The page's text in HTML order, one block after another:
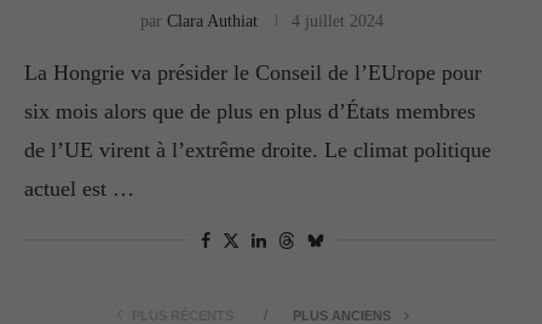
par Clara Authiat 4 juillet 2024
La Hongrie va présider le Conseil de l’EUrope pour
six mois alors que de plus en plus d’États membres
de l’UE virent à l’extrême droite. Le climat politique
actuel est …
PLUS ANCIENS